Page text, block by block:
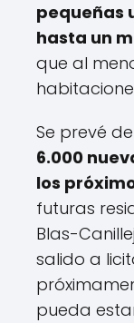
pequeñas
hasta un
que al
Se prevé
6.000
los
futuras
Blas-
salido a
pueda